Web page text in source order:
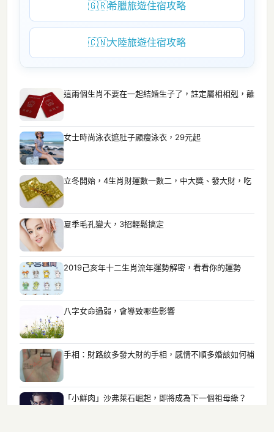
🇬🇷希臘旅遊住宿攻略
🇨🇳大陸旅遊住宿攻略
這兩個生肖不要在一起結婚生子了，註定屬相相剋，離
女士時尚泳衣遮肚子顯瘦泳衣，29元起
立冬開始，4生肖財運數一數二，中大獎、發大財，吃
夏季毛孔變大，3招輕鬆搞定
2019己亥年十二生肖流年運勢解密，看看你的運勢
八字女命過弱，會導致哪些影響
手相：財路紋多發大財的手相，感情不順多婚該如何補
「小鮮肉」沙弗萊石崛起，即將成為下一個祖母綠？